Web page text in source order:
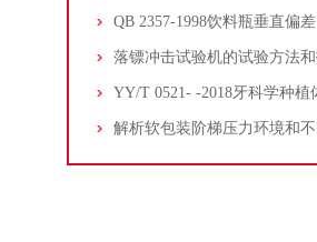
QB 2357-1998饮料瓶垂直偏差